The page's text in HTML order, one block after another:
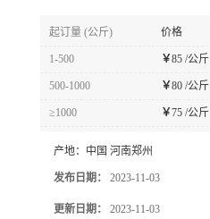
起订量 (公斤) 价格
1-500 ￥85 /公斤
500-1000 ￥80 /公斤
≥1000 ￥75 /公斤
产地： 中国 河南郑州
发布日期： 2023-11-03
更新日期： 2023-11-03